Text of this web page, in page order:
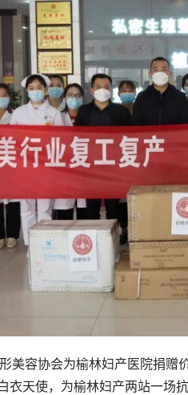
美容协会为榆林妇产医院捐赠
衣天使，为榆林妇产两站一场